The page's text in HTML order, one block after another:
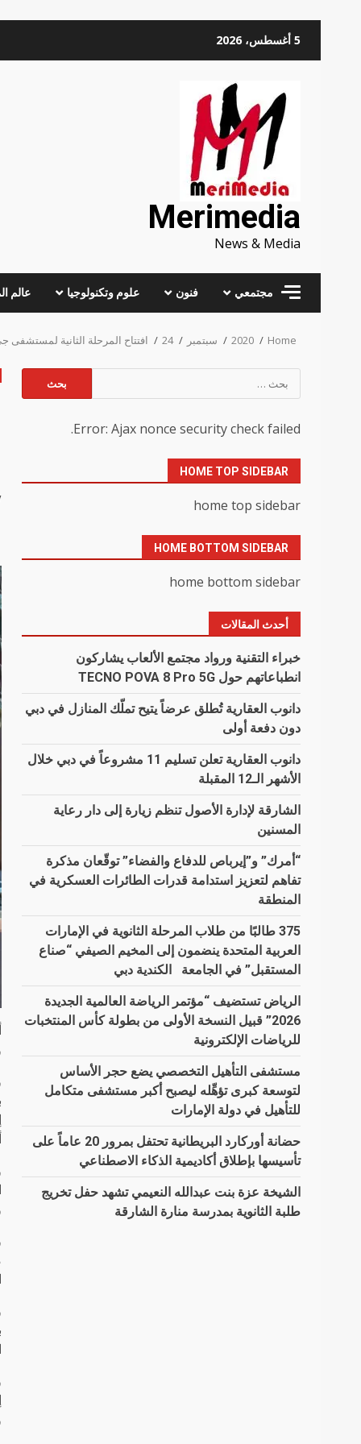
5 أغسطس، 2026
Merimedia
News & Media
مجتمعي فنون علوم وتكنولوجيا عالم
Home
2020 سبتمبر 24 افتتاح المرحلة الثانية لمستشفى
عن:
Error: Ajax nonce security check failed.
HOME TOP SIDEBAR
home top sidebar
HOME BOTTOM SIDEBAR
home bottom sidebar
أحدث المقالات
خبراء التقنية ورواد مجتمع الألعاب يشاركون
انطباعاتهم حول TECNO POVA 8 Pro 5G
دانوب العقارية تُطلق عرضاً يتيح تملّك المنازل في دبي
دون دفعة أولى
دانوب العقارية تعلن تسليم 11 مشروعاً في دبي خلال
الأشهر الـ12 المقبلة
الشارقة لإدارة الأصول تنظم زيارة إلى دار رعاية
المسنين
“أمرك” و”إيرباص للدفاع والفضاء” توقّعان مذكرة
تفاهم لتعزيز استدامة قدرات الطائرات العسكرية في
المنطقة
375 طالبًا من طلاب المرحلة الثانوية في الإمارات
العربية المتحدة ينضمون إلى المخيم الصيفي “صناع
المستقبل” في الجامعة الكندية دبي
الرياض تستضيف “مؤتمر الرياضة العالمية الجديدة
2026” قبيل النسخة الأولى من بطولة كأس المنتخبات
للرياضات الإلكترونية
مستشفى التأهيل التخصصي يضع حجر الأساس
لتوسعة كبرى تؤهِّله ليصبح أكبر مستشفى متكامل
للتأهيل في دولة الإمارات
حضانة أوركارد البريطانية تحتفل بمرور 20 عاماً على
تأسيسها بإطلاق أكاديمية الذكاء الاصطناعي
الشيخة عزة بنت عبدالله النعيمي تشهد حفل تخريج
طلبة الثانوية بمدرسة منارة الشارقة